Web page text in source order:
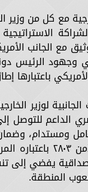
مع كل من
مع الجانب
وجهود الرئيس
باعتبارها
لوزير
الداعم للتوصل
ومستدام، وضمان
على قرار مجلس
يفضي إلى
المنطقة.